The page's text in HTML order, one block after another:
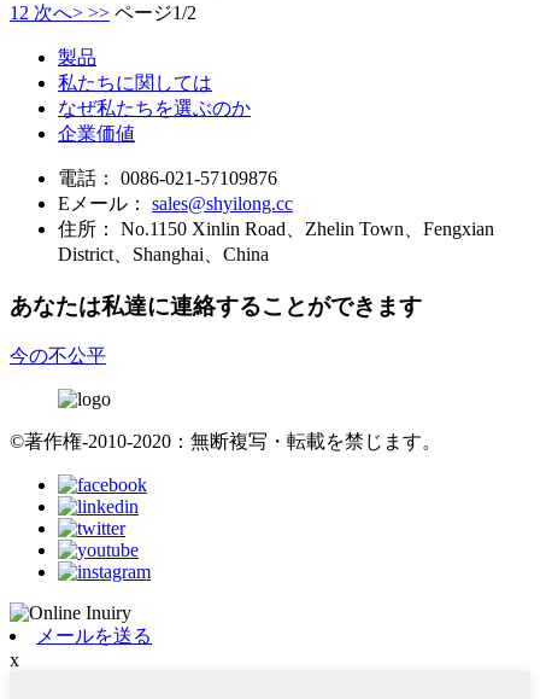
1 2 次へ> >> ページ1/2
製品
私たちに関しては
なぜ私たちを選ぶのか
企業価値
電話：
0086-021-57109876
Eメール：
sales@shyilong.cc
住所：
No.1150 Xinlin Road、Zhelin Town、Fengxian
District、Shanghai、China
あなたは私達に連絡することができます
今の不公平
©著作権-2010-2020：無断複写・転載を禁じます。
メールを送る
x